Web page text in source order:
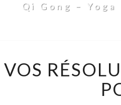
Qi Gong –
VOS